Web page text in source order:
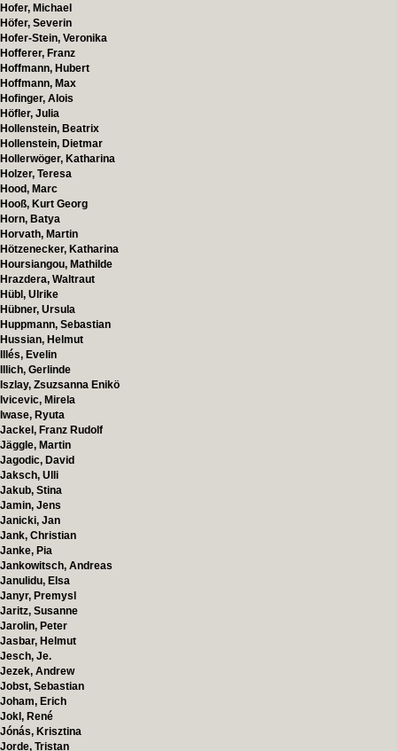
Hofer, Michael
Höfer, Severin
Hofer-Stein, Veronika
Hofferer, Franz
Hoffmann, Hubert
Hoffmann, Max
Hofinger, Alois
Höfler, Julia
Hollenstein, Beatrix
Hollenstein, Dietmar
Hollerwöger, Katharina
Holzer, Teresa
Hood, Marc
Hooß, Kurt Georg
Horn, Batya
Horvath, Martin
Hötzenecker, Katharina
Hoursiangou, Mathilde
Hrazdera, Waltraut
Hübl, Ulrike
Hübner, Ursula
Huppmann, Sebastian
Hussian, Helmut
Illés, Evelin
Illich, Gerlinde
Iszlay, Zsuzsanna Enikö
Ivicevic, Mirela
Iwase, Ryuta
Jackel, Franz Rudolf
Jäggle, Martin
Jagodic, David
Jaksch, Ulli
Jakub, Stina
Jamin, Jens
Janicki, Jan
Jank, Christian
Janke, Pia
Jankowitsch, Andreas
Janulidu, Elsa
Janyr, Premysl
Jaritz, Susanne
Jarolin, Peter
Jasbar, Helmut
Jesch, Je.
Jezek, Andrew
Jobst, Sebastian
Joham, Erich
Jokl, René
Jónás, Krisztina
Jorde, Tristan